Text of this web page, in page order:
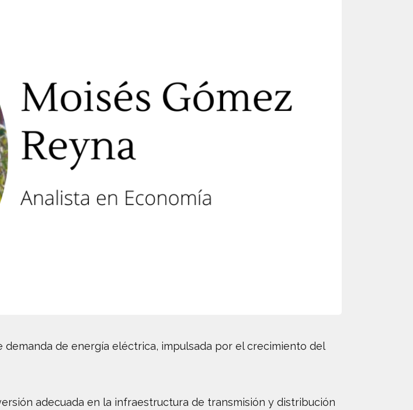
de energía eléctrica, impulsada por el crecimiento del
adecuada en la infraestructura de transmisión y distribución